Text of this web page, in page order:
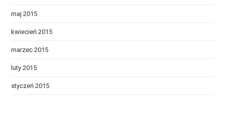
maj 2015
kwiecień 2015
marzec 2015
luty 2015
styczeń 2015